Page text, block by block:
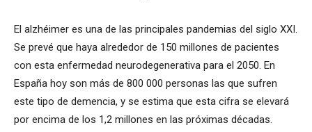
El alzhéimer es una de las principales pandemias del siglo XXI.
Se prevé que haya alrededor de 150 millones de pacientes
con esta enfermedad neurodegenerativa para el 2050. En
España hoy son más de 800 000 personas las que sufren
este tipo de demencia, y se estima que esta cifra se elevará
por encima de los 1,2 millones en las próximas décadas.